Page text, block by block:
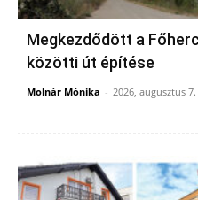
Megkezdődött a
közötti út építése
Molnár Mónika - 2026, augusztus 7.